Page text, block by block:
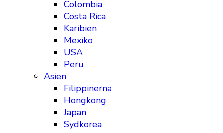
Colombia
Costa Rica
Karibien
Mexiko
USA
Peru
Asien
Filippinerna
Hongkong
Japan
Sydkorea